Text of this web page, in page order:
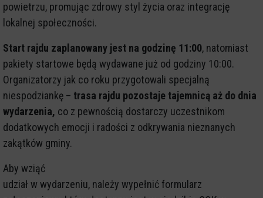
powietrzu, promując zdrowy styl życia oraz integrację
lokalnej społeczności.
Start rajdu zaplanowany jest na godzinę 11:00, natomiast
pakiety startowe będą wydawane już od godziny 10:00.
Organizatorzy jak co roku przygotowali specjalną
niespodziankę – trasa rajdu pozostaje tajemnicą aż do dnia
wydarzenia, co z pewnością dostarczy uczestnikom
dodatkowych emocji i radości z odkrywania nieznanych
zakątków gminy.
Aby wziąć
udział w wydarzeniu, należy wypełnić formularz